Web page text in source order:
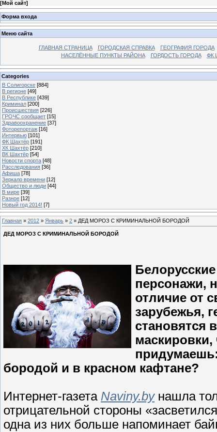
[Мой сайт]
Форма входа
Меню сайта
ГЛАВНАЯ СТРАНИЦА ГОРОДСКАЯ СПРАВКА
ГЕОГРАФИЯ ГОРОДА
НАСЕЛЁННЫЕ ПУНКТЫ РАЙОНА
ГОРДОСТЬ ГОРОДА ФК
Categories
В Солигорске [884]
В регионе [49]
В Республике [439]
Криминал [200]
Происшествия [226]
ГРОЧС сообщает [15]
Здравоохранение [37]
Фоторепортаж [16]
Интервью [101]
ФК Шахтёр [191]
ХК Шахтёр [210]
ВК Шахтёр [54]
Новости спорта [48]
Расследования [36]
Афиша [78]
Зеркало времени [12]
Общество и люди [44]
В мире [39]
Разное [12]
Новый год 2014! [7]
Главная » 2012 » Январь » 2 » ДЕД МОРОЗ С КРИМИНАЛЬНОЙ БОРОДОЙ
ДЕД МОРОЗ С КРИМИНАЛЬНОЙ БОРОДОЙ
персонажи,
отличие от
зарубежья,
становятся
придумаешь:
бородой и в красном кафтане?
Интернет-газета Naviny.byнашла
отрицательной стороны
одна из них больше напоминает